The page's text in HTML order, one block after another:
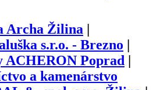
Archa Žilina
s.r.o. - Brezno
ACHERON Poprad
a kamenárstvo